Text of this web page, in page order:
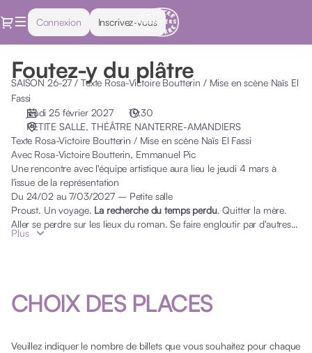
Dialogue
Connexion Inscrivez-vous
des
NANTERRE-
AMANDIERS
25.02.2027
19:30
Foutez-
plâtre]
Foutez-
Y
Du
Foutez-y du plâtre
SAISON 26-27 / Texte Rosa-Victoire Boutterin / Mise en scène Naïs El
Fassi
jeudi 25 février 2027
19:30
PETITE SALLE THÉÂTRE NANTERRE-AMANDIERS
Texte Rosa-Victoire Boutterin / Mise en scène Naïs El Fassi
Avec Rosa-Victoire Boutterin, Emmanuel Pic
Une rencontre avec l'équipe artistique aura lieu le jeudi 4 mars à
l'issue de la représentation
Du 24/02 au 7/03/2027 – Petite salle
Proust. Un voyage. La recherche du temps perdu. Quitter la mère.
Aller se perdre sur les lieux du roman. Se faire engloutir par d'autres
vies. Pénétrer l'œuvre de tout son corps. Se suspendre entre réalité et
Plus
CHOIX DES PLACES
Veuillez indiquer le nombre de billets que vous souhaitez pour chaque